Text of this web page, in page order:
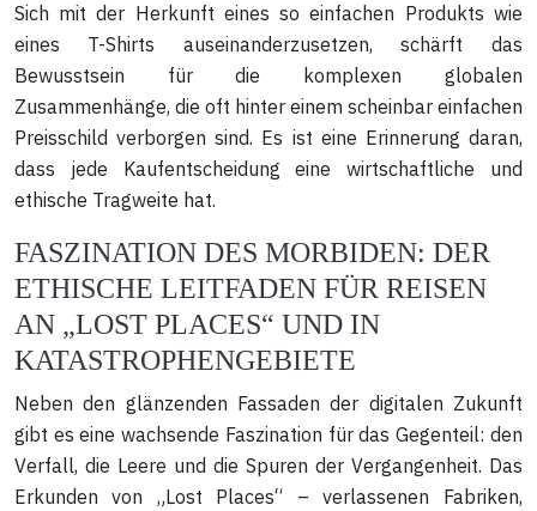
Sich mit der Herkunft eines so einfachen Produkts wie
eines T-Shirts auseinanderzusetzen, schärft das
Bewusstsein für die komplexen globalen
Zusammenhänge, die oft hinter einem scheinbar einfachen
Preisschild verborgen sind. Es ist eine Erinnerung daran,
dass jede Kaufentscheidung eine wirtschaftliche und
ethische Tragweite hat.
FASZINATION DES MORBIDEN: DER
ETHISCHE LEITFADEN FÜR REISEN
AN „LOST PLACES“ UND IN
KATASTROPHENGEBIETE
Neben den glänzenden Fassaden der digitalen Zukunft
gibt es eine wachsende Faszination für das Gegenteil: den
Verfall, die Leere und die Spuren der Vergangenheit. Das
Erkunden von „Lost Places“ – verlassenen Fabriken,